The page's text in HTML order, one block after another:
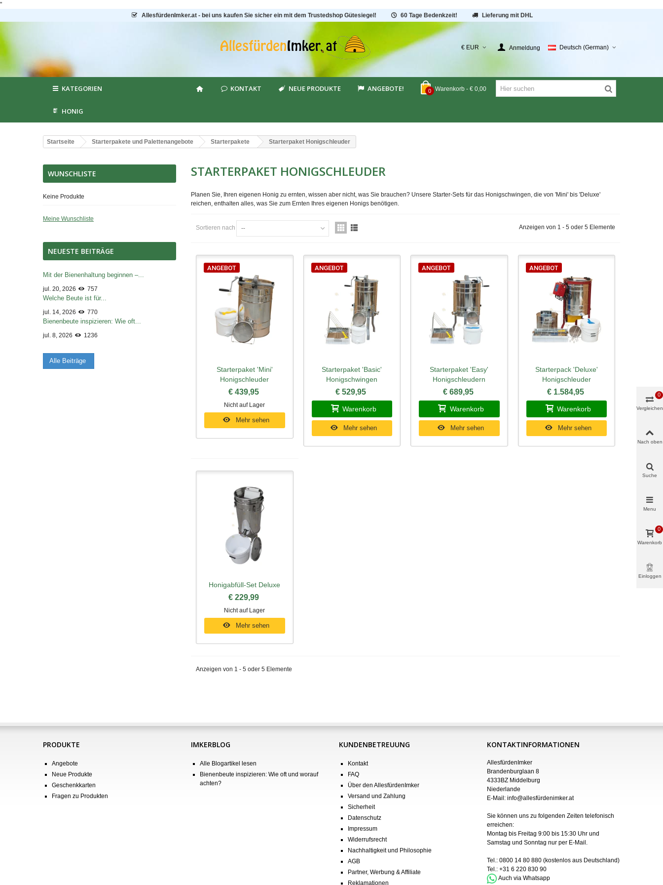
"
AllesfürdenImker.at - bei uns kaufen Sie sicher ein mit dem Trustedshop Gütesiegel!
60 Tage Bedenkzeit! Lieferung mit DHL
€ EUR Anmeldung Deutsch (German)
0 Warenkorb - € 0,00
KATEGORIEN KONTAKT NEUE PRODUKTE ANGEBOTE!
HONIG
Startseite Starterpakete und Palettenangebote Starterpakete Starterpaket Honigschleuder
WUNSCHLISTE
Keine Produkte
Meine Wunschliste
NEUESTE BEITRÄGE
Mit der Bienenhaltung beginnen –...
jul. 20, 2026 757
Welche Beute ist für...
jul. 14, 2026 770
Bienenbeute inspizieren: Wie oft...
jul. 8, 2026 1236
Alle Beiträge
STARTERPAKET HONIGSCHLEUDER
Planen Sie, Ihren eigenen Honig zu ernten, wissen aber nicht, was Sie brauchen? Unsere Starter-Sets für das Honigschwingen, die von 'Mini' bis 'Deluxe'
reichen, enthalten alles, was Sie zum Ernten Ihres eigenen Honigs benötigen.
Sortieren nach -- Anzeigen von 1 - 5 oder 5 Elemente
ANGEBOT
Schnellansicht
Starterpaket 'Mini'
Honigschleuder
€ 439,95
Nicht auf Lager
Mehr sehen
ANGEBOT
Schnellansicht
Starterpaket 'Basic'
Honigschwingen
€ 529,95
Warenkorb
Mehr sehen
ANGEBOT
Schnellansicht
Starterpaket 'Easy'
Honigschleudern
€ 689,95
Warenkorb
Mehr sehen
ANGEBOT
Schnellansicht
Starterpack 'Deluxe'
Honigschleuder
€ 1.584,95
Warenkorb
Mehr sehen
Schnellansicht
Honigabfüll-Set Deluxe
€ 229,99
Nicht auf Lager
Mehr sehen
Anzeigen von 1 - 5 oder 5 Elemente
PRODUKTE
Angebote
Neue Produkte
Geschenkkarten
Fragen zu Produkten
IMKERBLOG
Alle Blogartikel lesen
Bienenbeute inspizieren: Wie oft und worauf
achten?
KUNDENBETREUUNG
Kontakt
FAQ
Über den AllesfürdenImker
Versand und Zahlung
Sicherheit
Datenschutz
Impressum
Widerrufsrecht
Nachhaltigkeit und Philosophie
AGB
Partner, Werbung & Affiliate
Reklamationen
KONTAKTINFORMATIONEN
AllesfürdenImker
Brandenburglaan 8
4333BZ Middelburg
Niederlande
E-Mail: info@allesfürdenimker.at
Sie können uns zu folgenden Zeiten telefonisch
erreichen:
Montag bis Freitag 9:00 bis 15:30 Uhr und
Samstag und Sonntag nur per E-Mail .
Tel.: 0800 14 80 880 (kostenlos aus Deutschland)
Tel.: +31 6 220 830 90
Auch via Whatsapp
Vergleichen
0
Nach oben
Suche
Menu
Warenkorb
0
Einloggen